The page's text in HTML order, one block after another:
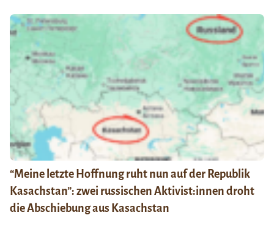
“Meine letzte Hoffnung ruht nun auf der Republik
Kasachstan”: zwei russischen Aktivist:innen droht
die Abschiebung aus Kasachstan